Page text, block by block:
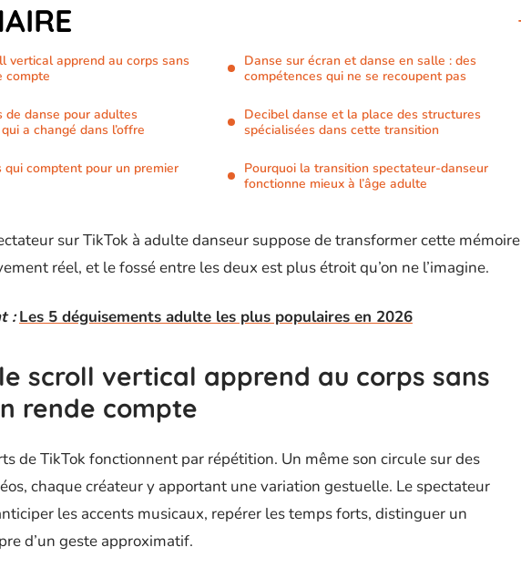
vertical apprend au corps sans
compte
de danse pour adultes
a changé dans l’offre
qui comptent pour un premier
Danse sur écran et danse en salle : des
compétences qui ne se recoupent pas
Decibel danse et la place des structures
spécialisées dans cette transition
Pourquoi la transition spectateur-danseur
fonctionne mieux à l’âge adulte
sur TikTok à adulte danseur suppose de transformer cette mémoire
réel, et le fossé entre les deux est plus étroit qu’on ne l’imagine.
: Les 5 déguisements adulte les plus populaires en 2026
scroll vertical apprend au corps sans
rende compte
de TikTok fonctionnent par répétition. Un même son circule sur des
chaque créateur y apportant une variation gestuelle. Le spectateur
les accents musicaux, repérer les temps forts, distinguer un
d’un geste approximatif.